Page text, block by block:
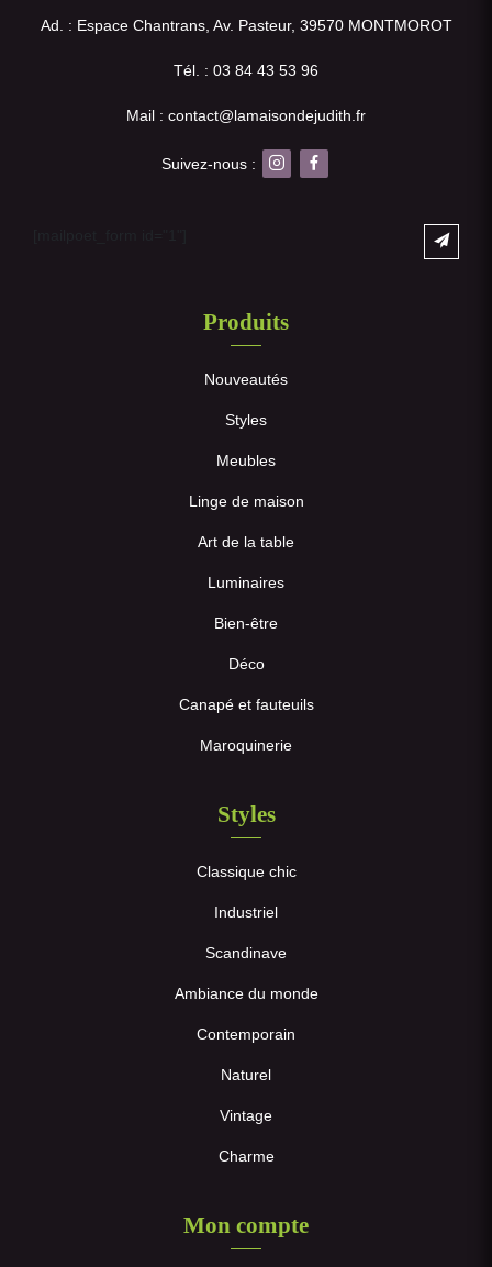
Ad. : Espace Chantrans, Av. Pasteur, 39570 MONTMOROT
Tél. : 03 84 43 53 96
Mail : contact@lamaisondejudith.fr
Suivez-nous :
Produits
Nouveautés
Styles
Meubles
Linge de maison
Art de la table
Luminaires
Bien-être
Déco
Canapé et fauteuils
Maroquinerie
Styles
Classique chic
Industriel
Scandinave
Ambiance du monde
Contemporain
Naturel
Vintage
Charme
Mon compte